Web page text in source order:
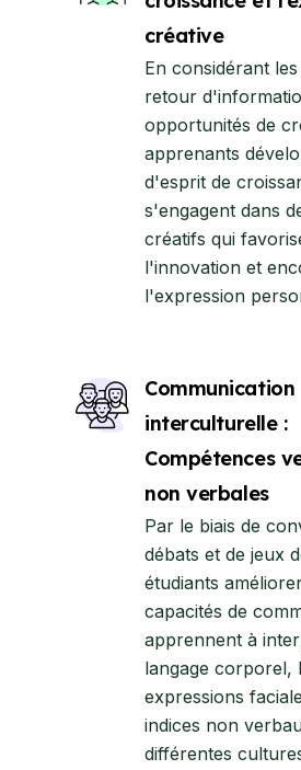
créative
En considérant
retour
opportunités de
apprenants
d'esprit de
s'engagent dans
créatifs qui
l'innovation et
l'expression
Communication
interculturelle :
Compétences
non verbales
Par le biais de
débats et de jeux
étudiants
capacités de
apprennent à
langage corporel,
expressions
indices non
différentes